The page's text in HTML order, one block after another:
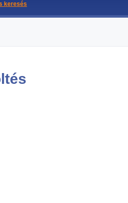
keresés